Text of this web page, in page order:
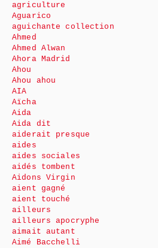
agriculture
Aguarico
aguichante collection
Ahmed
Ahmed Alwan
Ahora Madrid
Ahou
Ahou ahou
AIA
Aïcha
Aida
Aida dit
aiderait presque
aides
aides sociales
aidés tombent
Aidons Virgin
aient gagné
aient touché
ailleurs
ailleurs apocryphe
aimait autant
Aimé Bacchelli